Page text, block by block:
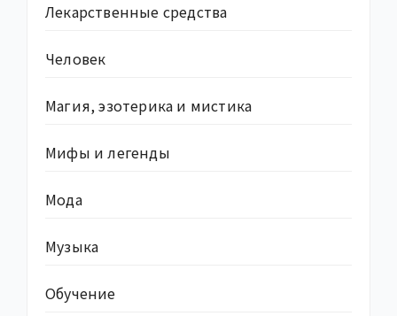
Лекарственные средства
Человек
Магия, эзотерика и мистика
Мифы и легенды
Мода
Музыка
Обучение